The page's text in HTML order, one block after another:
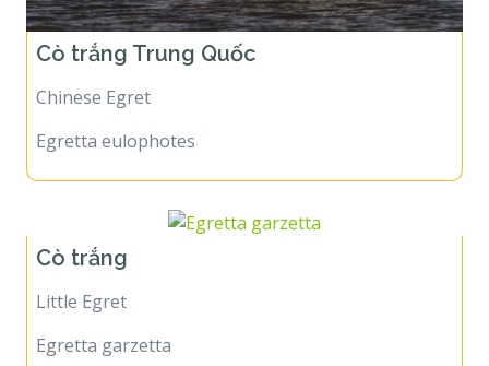
Cò trắng Trung Quốc
Chinese Egret
Egretta eulophotes
Cò trắng
Little Egret
Egretta garzetta